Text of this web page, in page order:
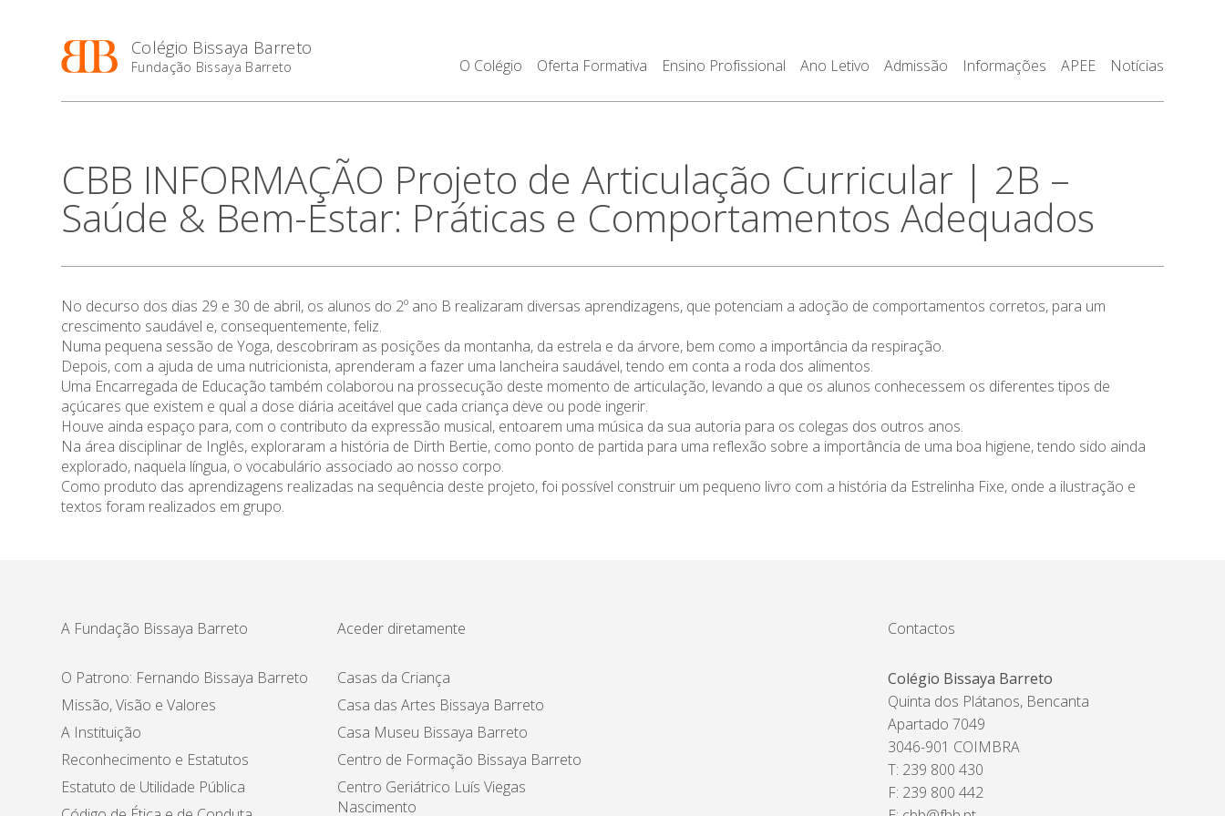
Colégio Bissaya Barreto
Fundação Bissaya Barreto O Colégio Oferta Formativa Ensino Profissional Ano Letivo Admissão Informações APEE Notícias
CBB INFORMAÇÃO Projeto de Articulação Curricular | 2B –
Saúde & Bem-Estar: Práticas e Comportamentos Adequados
No decurso dos dias 29 e 30 de abril, os alunos do 2º ano B realizaram diversas aprendizagens, que potenciam a adoção de comportamentos corretos, para um
crescimento saudável e, consequentemente, feliz.
Numa pequena sessão de Yoga, descobriram as posições da montanha, da estrela e da árvore, bem como a importância da respiração.
Depois, com a ajuda de uma nutricionista, aprenderam a fazer uma lancheira saudável, tendo em conta a roda dos alimentos.
Uma Encarregada de Educação também colaborou na prossecução deste momento de articulação, levando a que os alunos conhecessem os diferentes tipos de
açúcares que existem e qual a dose diária aceitável que cada criança deve ou pode ingerir.
Houve ainda espaço para, com o contributo da expressão musical, entoarem uma música da sua autoria para os colegas dos outros anos.
Na área disciplinar de Inglês, exploraram a história de Dirth Bertie, como ponto de partida para uma reflexão sobre a importância de uma boa higiene, tendo sido ainda
explorado, naquela língua, o vocabulário associado ao nosso corpo.
Como produto das aprendizagens realizadas na sequência deste projeto, foi possível construir um pequeno livro com a história da Estrelinha Fixe, onde a ilustração e
textos foram realizados em grupo.
A Fundação Bissaya Barreto
O Patrono: Fernando Bissaya Barreto
Missão, Visão e Valores
A Instituição
Reconhecimento e Estatutos
Estatuto de Utilidade Pública
Aceder diretamente
Casas da Criança
Casa das Artes Bissaya Barreto
Casa Museu Bissaya Barreto
Centro de Formação Bissaya Barreto
Centro Geriátrico Luís Viegas
Nascimento
Contactos
Colégio Bissaya Barreto
Quinta dos Plátanos, Bencanta
Apartado 7049
3046-901 COIMBRA
T: 239 800 430
F: 239 800 442